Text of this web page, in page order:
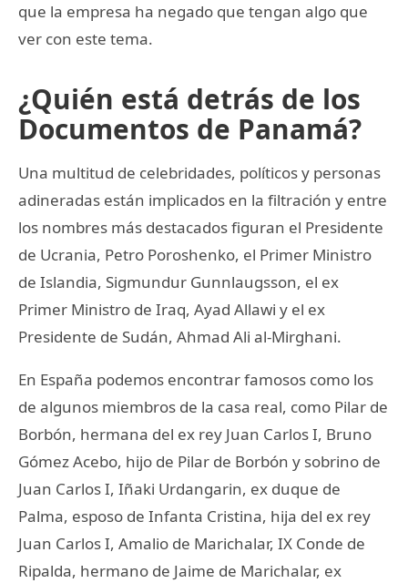
que la empresa ha negado que tengan algo que
ver con este tema.
¿Quién está detrás de los
Documentos de Panamá?
Una multitud de celebridades, políticos y personas
adineradas están implicados en la filtración y entre
los nombres más destacados figuran el Presidente
de Ucrania, Petro Poroshenko, el Primer Ministro
de Islandia, Sigmundur Gunnlaugsson, el ex
Primer Ministro de Iraq, Ayad Allawi y el ex
Presidente de Sudán, Ahmad Ali al-Mirghani.
En España podemos encontrar famosos como los
de algunos miembros de la casa real, como Pilar de
Borbón, hermana del ex rey Juan Carlos I, Bruno
Gómez Acebo, hijo de Pilar de Borbón y sobrino de
Juan Carlos I, Iñaki Urdangarin, ex duque de
Palma, esposo de Infanta Cristina, hija del ex rey
Juan Carlos I, Amalio de Marichalar, IX Conde de
Ripalda, hermano de Jaime de Marichalar, ex